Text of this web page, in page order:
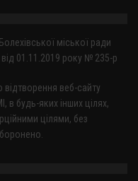
міської ради
01.11.2019 року № 235-р
веб-сайту
в будь-яких інших цілях,
цілями, без